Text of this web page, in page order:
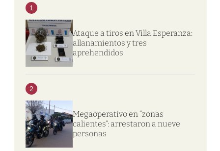
1
Ataque a tiros en Villa Esperanza:
allanamientos y tres
aprehendidos
2
Megaoperativo en “zonas
calientes”: arrestaron a nueve
personas